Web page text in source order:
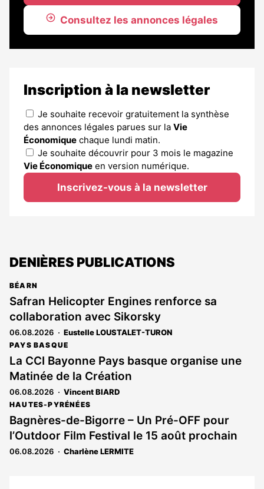
Consultez les annonces légales
Inscription à la newsletter
Je souhaite recevoir gratuitement la synthèse
des annonces légales parues sur la Vie
Économique chaque lundi matin.
Je souhaite découvrir pour 3 mois le magazine
Vie Économique en version numérique.
Inscrivez-vous à la newsletter
DENIÈRES PUBLICATIONS
BÉARN
Safran Helicopter Engines renforce sa
collaboration avec Sikorsky
06.08.2026 Eustelle LOUSTALET-TURON
PAYS BASQUE
La CCI Bayonne Pays basque organise une
Matinée de la Création
06.08.2026 Vincent BIARD
HAUTES-PYRÉNÉES
Bagnères-de-Bigorre – Un Pré-OFF pour
l’Outdoor Film Festival le 15 août prochain
06.08.2026 Charlène LERMITE